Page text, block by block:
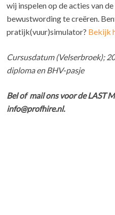
wij inspelen op de acties van
bewustwording te creëren.
pratijk(vuur)simulator? Bekijk
Cursusdatum (Velserbroek);
diploma en BHV-pasje
Bel of mail ons voor de LAST
info@profhire.nl.